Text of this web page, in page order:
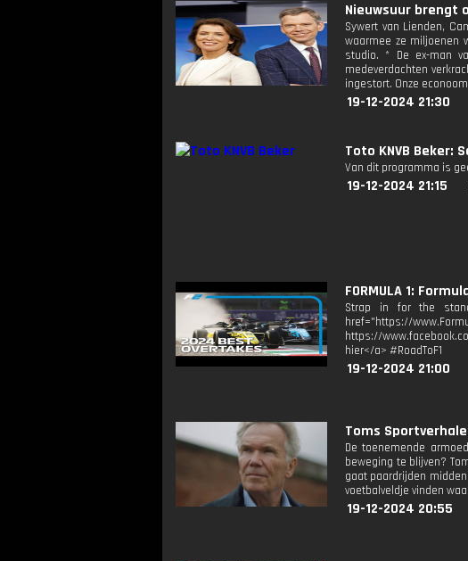
Nieuwsuur brengt
Sywert van Lienden,
waarmee ze miljoenen
studio. * De ex-man
medeverdachten
ingestort. Onze
19-12-2024 21:30
Toto KNVB Beker:
Van dit programma is
19-12-2024 21:15
FORMULA 1:
Strap in for the
href="https://
https://
hier</a> #RoadToF1
19-12-2024 21:00
Toms
De toenemende
beweging te blijven?
gaat paardrijden
voetbalveldje vinden
19-12-2024 20:55